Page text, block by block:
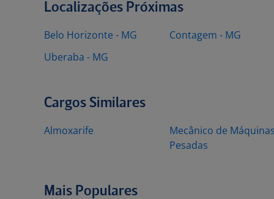
Localizações Próximas
Belo Horizonte - MG
Uberaba - MG
Contagem - MG
Cargos Similares
Almoxarife
Mecânico de
Pesadas
Mais Populares